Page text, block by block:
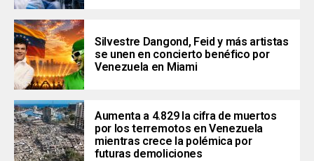
Silvestre Dangond, Feid y más artistas
se unen en concierto benéfico por
Venezuela en Miami
Aumenta a 4.829 la cifra de muertos
por los terremotos en Venezuela
mientras crece la polémica por
futuras demoliciones